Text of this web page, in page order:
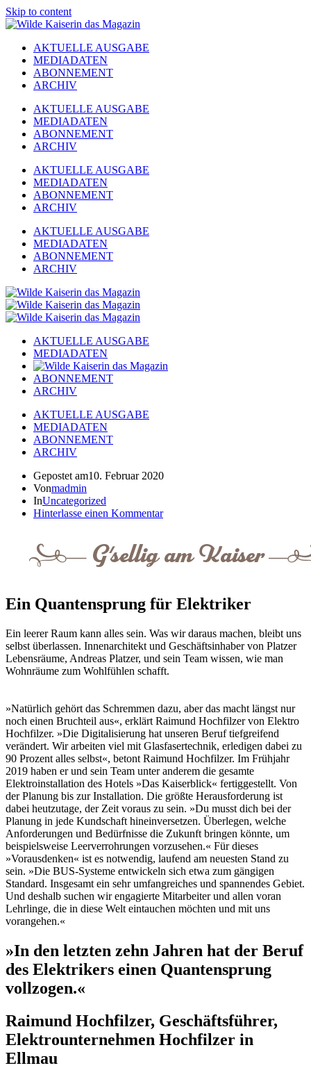
Skip to content
AKTUELLE AUSGABE
MEDIADATEN
ABONNEMENT
ARCHIV
AKTUELLE AUSGABE
MEDIADATEN
ABONNEMENT
ARCHIV
AKTUELLE AUSGABE
MEDIADATEN
ABONNEMENT
ARCHIV
AKTUELLE AUSGABE
MEDIADATEN
ABONNEMENT
ARCHIV
AKTUELLE AUSGABE
MEDIADATEN
ABONNEMENT
ARCHIV
AKTUELLE AUSGABE
MEDIADATEN
ABONNEMENT
ARCHIV
Gepostet am10. Februar 2020
Vonmadmin
InUncategorized
Hinterlasse einen Kommentar
Ein Quantensprung für Elektriker
Ein leerer Raum kann alles sein. Was wir daraus machen, bleibt uns
selbst überlassen. Innenarchitekt und Geschäftsinhaber von Platzer
Lebensräume, Andreas Platzer, und sein Team wissen, wie man
Wohnräume zum Wohlfühlen schafft.
»Natürlich gehört das Schremmen dazu, aber das macht längst nur
noch einen Bruchteil aus«, erklärt Raimund Hochfilzer von Elektro
Hochfilzer. »Die Digitalisierung hat unseren Beruf tiefgreifend
verändert. Wir arbeiten viel mit Glasfasertechnik, erledigen dabei zu
90 Prozent alles selbst«, betont Raimund Hochfilzer. Im Frühjahr
2019 haben er und sein Team unter anderem die gesamte
Elektroinstallation des Hotels »Das Kaiserblick« fertiggestellt. Von
der Planung bis zur Installation. Die größte Herausforderung ist
dabei heutzutage, der Zeit voraus zu sein. »Du musst dich bei der
Planung in jede Kundschaft hineinversetzen. Überlegen, welche
Anforderungen und Bedürfnisse die Zukunft bringen könnte, um
beispielsweise Leerverrohrungen vorzusehen.« Für dieses
»Vorausdenken« ist es notwendig, laufend am neuesten Stand zu
sein. »Die BUS-Systeme entwickeln sich etwa zum gängigen
Standard. Insgesamt ein sehr umfangreiches und spannendes Gebiet.
Und deshalb suchen wir engagierte Mitarbeiter und allen voran
Lehrlinge, die in diese Welt eintauchen möchten und mit uns
vorangehen.«
»In den letzten zehn Jahren hat der Beruf
des Elektrikers einen Quantensprung
vollzogen.«
Raimund Hochfilzer, Geschäftsführer,
Elektrounternehmen Hochfilzer in
Ellmau